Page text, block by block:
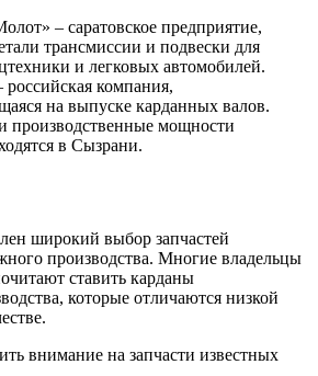
– саратовское предприятие,
трансмиссии и подвески для
и легковых автомобилей.
компания,
на выпуске карданных валов.
производственные мощности
в Сызрани.
широкий выбор запчастей
производства. Многие владельцы
ставить карданы
которые отличаются низкой
внимание на запчасти известных